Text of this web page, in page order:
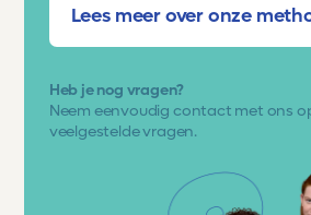
Lees meer over onze
Heb je nog vragen?
Neem eenvoudig contact met ons
veelgestelde vragen.